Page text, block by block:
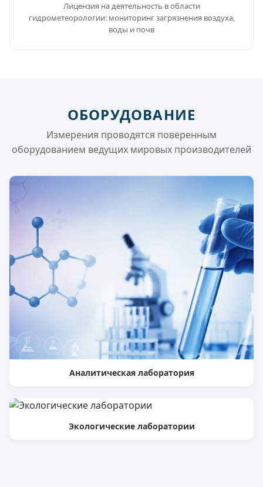
Лицензия на деятельность в области
гидрометеорологии: мониторинг загрязнения воздуха,
воды и почв
ОБОРУДОВАНИЕ
Измерения проводятся поверенным
оборудованием ведущих мировых производителей
Аналитическая лаборатория
Экологические лаборатории